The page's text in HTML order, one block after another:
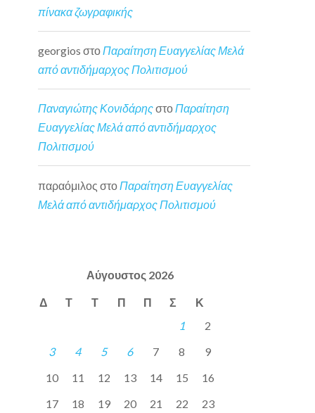
πίνακα ζωγραφικής
georgios στοΠαραίτηση Ευαγγελίας Μελά
από αντιδήμαρχος Πολιτισμού
Παναγιώτης ΚονιδάρηςστοΠαραίτηση
Ευαγγελίας Μελά από αντιδήμαρχος
Πολιτισμού
παραόμιλος στο Παραίτηση Ευαγγελίας
Μελά από αντιδήμαρχος Πολιτισμού
Αύγουστος 2026
Δ Τ Τ Π Π Σ
Κ
1
2
3
4 5 6 7 8
9
10
11 12 13 14 15
16
17
18 19 20 21 22 23